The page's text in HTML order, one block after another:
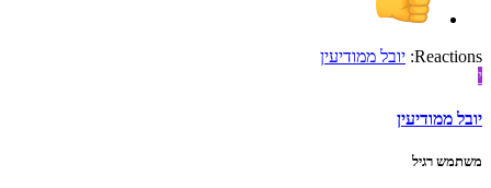
Reactions: יובל ממודיעין
י
יובל ממודיעין
משתמש רגיל